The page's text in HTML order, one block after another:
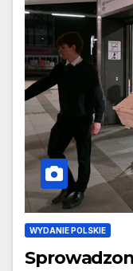
WYDANIE POLSKIE